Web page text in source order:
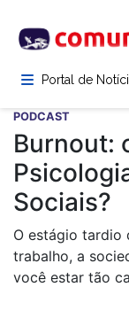
para
conteúdoPortal de
PODCAST
Burnout:
Sociais?
O estágio tardio
trabalho, a
você estar tão